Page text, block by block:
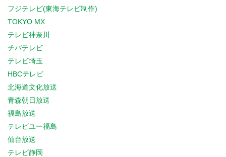
フジテレビ(東海テレビ制作)
TOKYO MX
テレビ神奈川
チバテレビ
テレビ埼玉
HBCテレビ
北海道文化放送
青森朝日放送
福島放送
テレビユー福島
仙台放送
テレビ静岡